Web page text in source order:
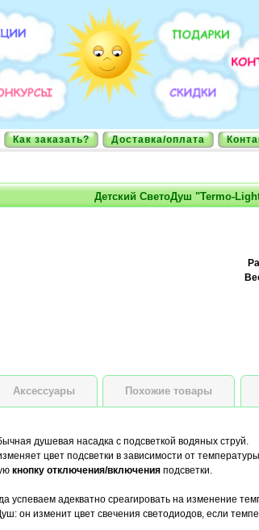
Как заказать? Доставка/оплата
Детский СветоДуш "Termo-
Аксессуары Похожие товары
душевая насадка с подсветкой водяных струй.
цвет подсветки в зависимости от
кнопку отключения/включенияподсветки.
успеваем адекватно среагировать на изменение
он изменит цвет свечения светодиодов, если